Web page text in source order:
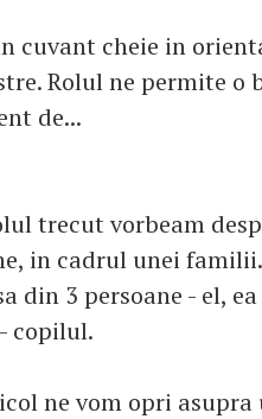
cuvant cheie in
Rolul ne permite o
de...
trecut vorbeam
in cadrul unei
din 3 persoane - el,
copilul.
ne vom opri